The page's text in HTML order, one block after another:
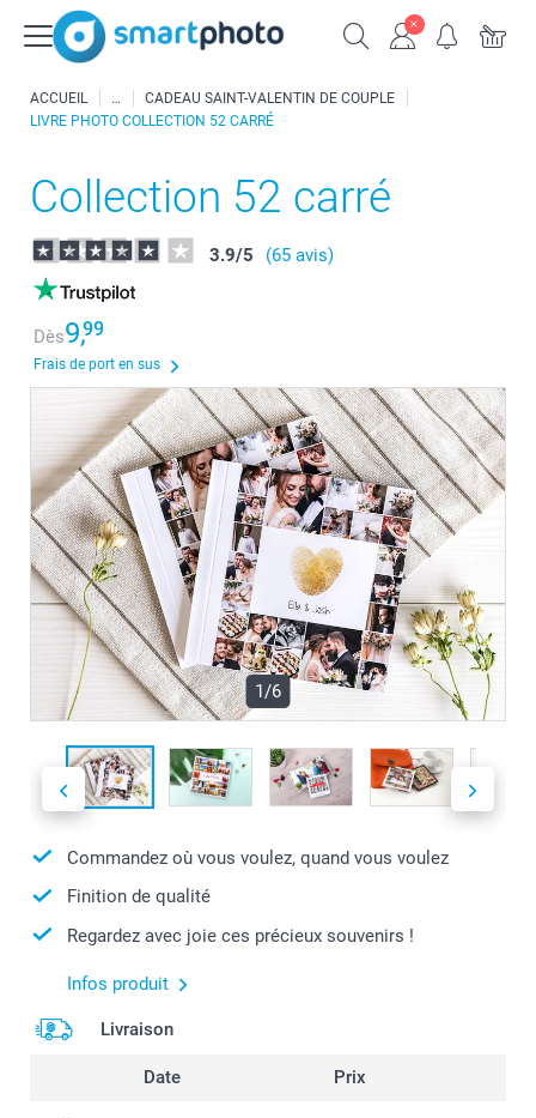
ACCUEIL
CADEAU SAINT-VALENTIN DE COUPLE
LIVRE PHOTO COLLECTION 52 CARRÉ
Collection 52 carré
3.9/5 (65 avis)
Dès9,99
Frais de port en sus
1/6
Commandez où vous voulez, quand vous voulez
Finition de qualité
Regardez avec joie ces précieux souvenirs !
Infos produit
Livraison
Date Prix